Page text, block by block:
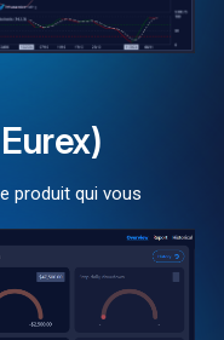
produit qui vous